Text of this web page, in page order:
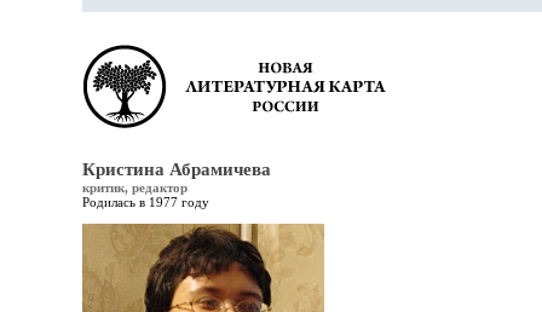
Кристина Абрамичева
критик, редактор
Родилась в 1977 году